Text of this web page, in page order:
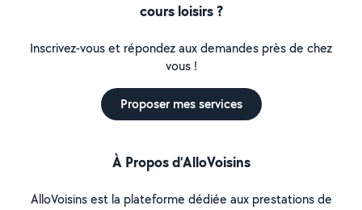
cours loisirs ?
Inscrivez-vous et répondez aux demandes près de chez
vous !
Proposer mes services
À Propos d’AlloVoisins
AlloVoisins est la plateforme dédiée aux prestations de